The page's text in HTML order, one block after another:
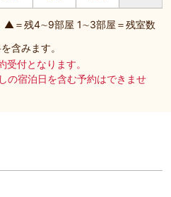
▲＝残4∼9部屋 1∼3部屋＝残室数
含みます。
受付となります。
の宿泊日を含む予約はできませ